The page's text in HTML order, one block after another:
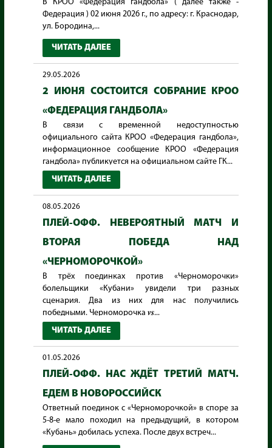
В КРОО «Федерация гандбола» ( далее также -
Федерация ) 02 июня 2026 г., по адресу: г. Краснодар,
ул. Бородина,...
ЧИТАТЬ ДАЛЕЕ
29.05.2026
2 ИЮНЯ СОСТОИТСЯ СОБРАНИЕ КРОО
«ФЕДЕРАЦИЯ ГАНДБОЛА»
В связи с временной недоступностью
официального сайта КРОО «Федерация гандбола»,
информационное сообщение КРОО «Федерация
гандбола» публикуется на официальном сайте ГК...
ЧИТАТЬ ДАЛЕЕ
08.05.2026
ПЛЕЙ-ОФФ. НЕВЕРОЯТНЫЙ МАТЧ И
ВТОРАЯ ПОБЕДА НАД
«ЧЕРНОМОРОЧКОЙ»
В трёх поединках против «Черноморочки»
болельщики «Кубани» увидели три разных
сценария. Два из них для нас получились
победными. Черноморочка 𝒗𝒔...
ЧИТАТЬ ДАЛЕЕ
01.05.2026
ПЛЕЙ-ОФФ. НАС ЖДЁТ ТРЕТИЙ МАТЧ.
ЕДЕМ В НОВОРОССИЙСК
Ответный поединок с «Черноморочкой» в споре за
5-8-е мало походил на предыдущий, в котором
«Кубань» добилась успеха. После двух встреч...